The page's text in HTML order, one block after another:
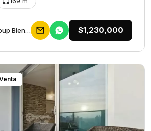
Galceb Group Bienes Raices $1,230,000